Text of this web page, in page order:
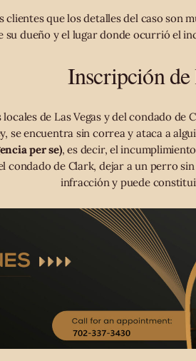
clientes que los detalles del caso son
su dueño y el lugar donde ocurrió el
Inscripción de
locales de Las Vegas y del condado
se encuentra sin correa y ataca a
per se), es decir, el
condado de Clark, dejar a un perro
infracción y puede